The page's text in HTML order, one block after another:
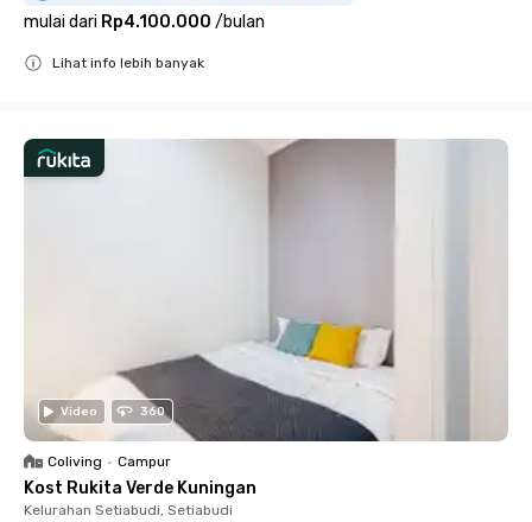
mulai dari Rp4.100.000 /bulan
Lihat info lebih banyak
Video 360
Coliving • Campur
Kost Rukita Verde Kuningan
Kelurahan Setiabudi, Setiabudi